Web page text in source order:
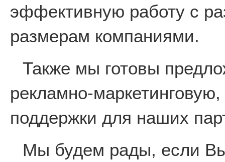
эффективную работу с
размерам компаниями.
Также мы готовы
рекламно-
поддержки для наших
Мы будем рады, если